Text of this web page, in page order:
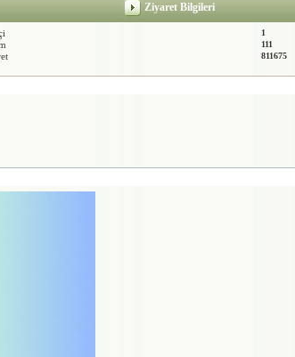
Ziyaret Bilgileri
1
111
811675